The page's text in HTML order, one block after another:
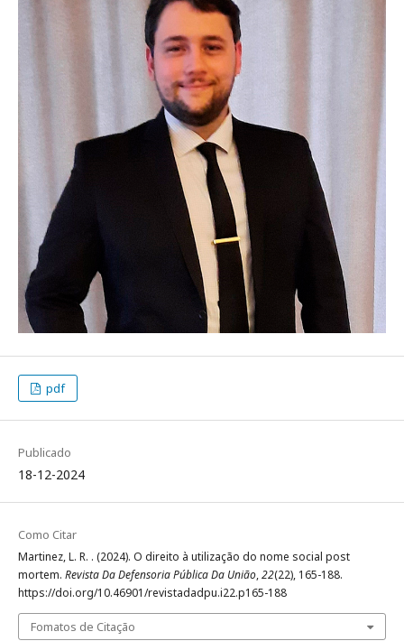
pdf
Publicado
18-12-2024
Como Citar
Martinez, L. R. . (2024). O direito à utilização do nome social post
mortem. Revista Da Defensoria Pública Da União,22(22), 165-188.
https://doi.org/10.46901/revistadadpu.i22.p165-188
Fomatos de Citação